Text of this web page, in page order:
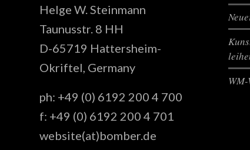
Helge W. Steinmann
Taunusstr. 8 HH
D-65719 Hattersheim-
Okriftel, Germany
ph: +49 (0) 6192 200 4 700
f: +49 (0) 6192 200 4 701
website(at)bomber.de